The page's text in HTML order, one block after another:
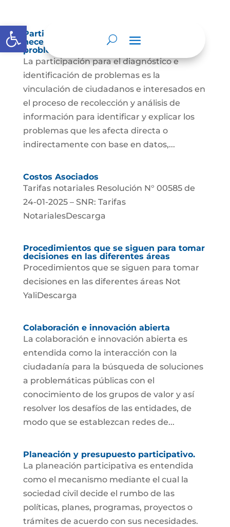
Abrir barra de herramientas
Participación para el diagnóstico de
necesidades e identificación de
problemas.
La participación para el diagnóstico e
identificación de problemas es la
vinculación de ciudadanos e interesados en
el proceso de recolección y análisis de
información para identificar y explicar los
problemas que les afecta directa o
indirectamente con base en datos,...
Costos Asociados
Tarifas notariales Resolución N° 00585 de
24-01-2025 – SNR: Tarifas
NotarialesDescarga
Procedimientos que se siguen para tomar
decisiones en las diferentes áreas
Procedimientos que se siguen para tomar
decisiones en las diferentes áreas Not
YaliDescarga
Colaboración e innovación abierta
La colaboración e innovación abierta es
entendida como la interacción con la
ciudadanía para la búsqueda de soluciones
a problemáticas públicas con el
conocimiento de los grupos de valor y así
resolver los desafíos de las entidades, de
modo que se establezcan redes de...
Planeación y presupuesto participativo.
La planeación participativa es entendida
como el mecanismo mediante el cual la
sociedad civil decide el rumbo de las
políticas, planes, programas, proyectos o
trámites de acuerdo con sus necesidades.